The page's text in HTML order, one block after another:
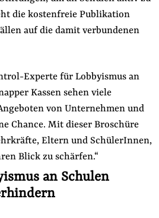
die kostenfreie Publikation
auf die damit verbundenen
Experte für Lobbyismus an
Kassen sehen viele
von Unternehmen und
Chance. Mit dieser Broschüre
Eltern und SchülerInnen,
Blick zu schärfen.“
an Schulen